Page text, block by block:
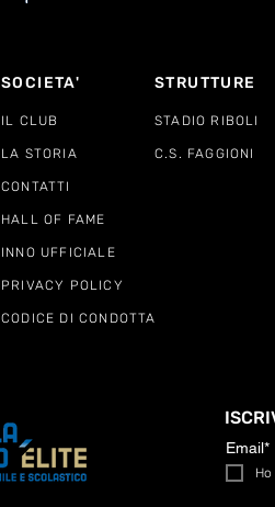
SOCIETA' STRUTTURE
IL CLUB STADIO RIBOLI
LA STORIA C.S. FAGGIONI
CONTATTI
HALL OF FAME
INNO UFFICIALE
PRIVACY POLICY
CODICE DI CONDOTTA